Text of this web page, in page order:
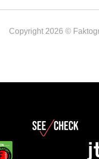
Copyright 2026 ©